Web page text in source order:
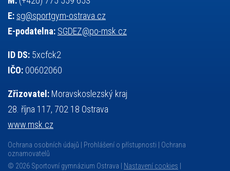
E: sg@sportgym-ostrava.cz
E-podatelna: SGDEZ@po-msk.cz
ID DS: 5xcfck2
IČO: 00602060
Zřizovatel: Moravskoslezský kraj
28. října 117, 702 18 Ostrava
www.msk.cz
Ochrana osobních údajů Prohlášení o přístupnosti
Ochrana
oznamovatelů
© 2026 Sportovní gymnázium Ostrava |
Nastavení cookies